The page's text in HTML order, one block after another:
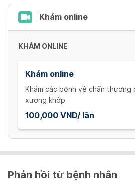
Khám online
KHÁM ONLINE
Khám online
Khám các bệnh về chấn thương
xương khớp
100,000 VND/ lần
Phản hồi từ bệnh nhân